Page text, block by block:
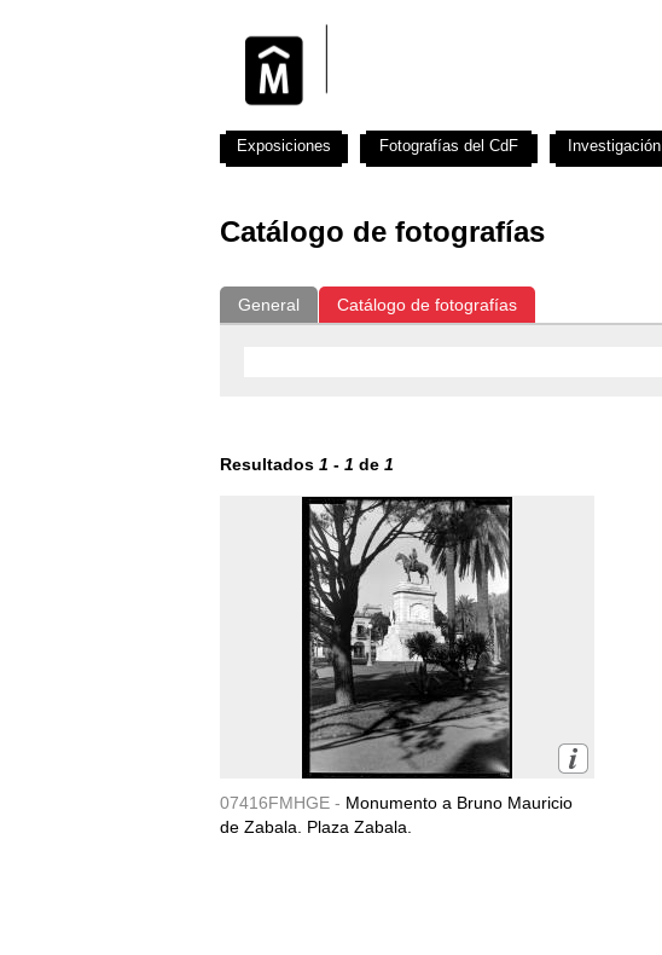
Catálogo de fotografías
General Catálogo de fotografías
Resultados 1 - 1 de 1
07416FMHGE - Monumento a Bruno Mauricio
de Zabala. Plaza Zabala.
Exposiciones Fotografías del CdF Investigación